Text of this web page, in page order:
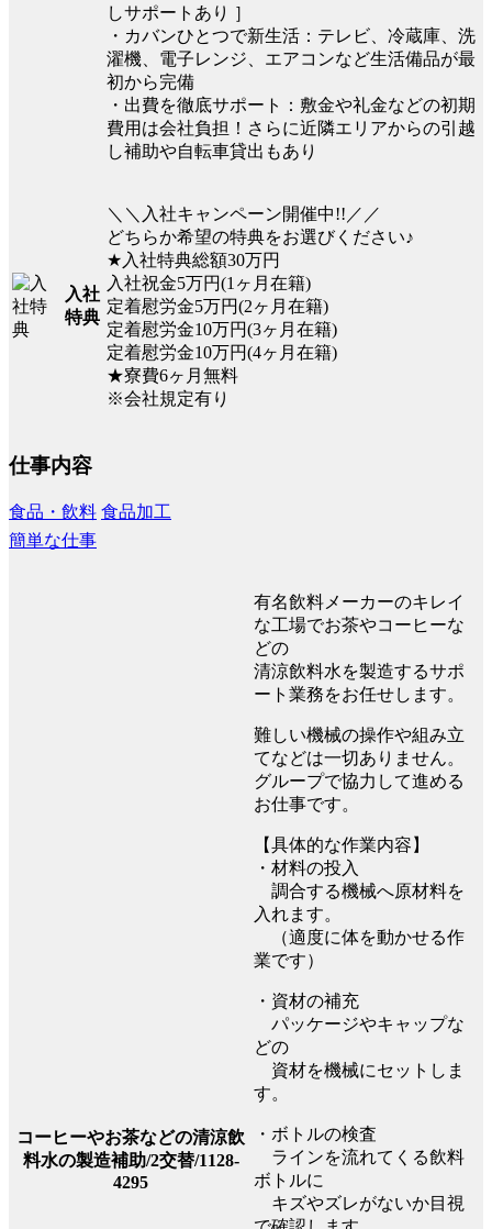
しサポートあり ］
・カバンひとつで新生活：テレビ、冷蔵庫、洗
濯機、電子レンジ、エアコンなど生活備品が最
初から完備
・出費を徹底サポート：敷金や礼金などの初期
費用は会社負担！さらに近隣エリアからの引越
し補助や自転車貸出もあり
入社
特典
＼＼入社キャンペーン開催中!!／／
どちらか希望の特典をお選びください♪
★入社特典総額30万円
入社祝金5万円(1ヶ月在籍)
定着慰労金5万円(2ヶ月在籍)
定着慰労金10万円(3ヶ月在籍)
定着慰労金10万円(4ヶ月在籍)
★寮費6ヶ月無料
※会社規定有り
仕事内容
食品・飲料 食品加工
簡単な仕事
コーヒーやお茶などの清涼飲
料水の製造補助/2交替/1128-
4295
有名飲料メーカーのキレイ
な工場でお茶やコーヒーな
どの
清涼飲料水を製造するサポ
ート業務をお任せします。
難しい機械の操作や組み立
てなどは一切ありません。
グループで協力して進める
お仕事です。
【具体的な作業内容】
・材料の投入
調合する機械へ原材料を
入れます。
（適度に体を動かせる作
業です）
・資材の補充
パッケージやキャップな
どの
資材を機械にセットしま
す。
・ボトルの検査
ラインを流れてくる飲料
ボトルに
キズやズレがないか目視